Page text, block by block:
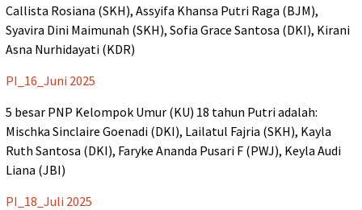
Callista Rosiana (SKH), Assyifa Khansa Putri Raga (BJM),
Syavira Dini Maimunah (SKH), Sofia Grace Santosa (DKI), Kirani
Asna Nurhidayati (KDR)
PI_16_Juni 2025
5 besar PNP Kelompok Umur (KU) 18 tahun Putri adalah:
Mischka Sinclaire Goenadi (DKI), Lailatul Fajria (SKH), Kayla
Ruth Santosa (DKI), Faryke Ananda Pusari F (PWJ), Keyla Audi
Liana (JBI)
PI_18_Juli 2025